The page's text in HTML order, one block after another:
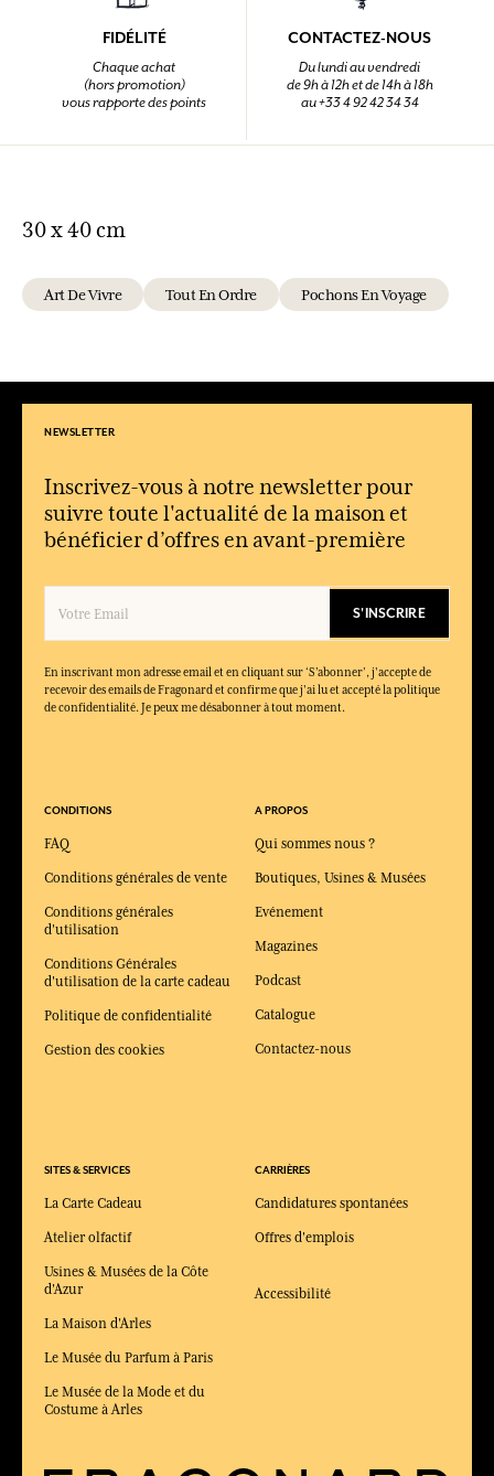
FIDÉLITÉ
Chaque achat
(hors promotion)
vous rapporte des points
CONTACTEZ-NOUS
Du lundi au vendredi
de 9h à 12h et de 14h à 18h
au +33 4 92 42 34 34
30 x 40 cm
Art De Vivre Tout En Ordre Pochons En Voyage
NEWSLETTER
Inscrivez-vous à notre newsletter pour
suivre toute l'actualité de la maison et
bénéficier d’offres en avant-première
S'INSCRIRE
En inscrivant mon adresse email et en cliquant sur ‘S’abonner’, j'accepte de
recevoir des emails de Fragonard et confirme que j'ai lu et accepté la politique
de confidentialité. Je peux me désabonner à tout moment.
CONDITIONS
FAQ
Conditions générales de vente
Conditions générales
d'utilisation
Conditions Générales
d'utilisation de la carte cadeau
Politique de confidentialité
Gestion des cookies
SITES & SERVICES
La Carte Cadeau
Atelier olfactif
Usines & Musées de la Côte
d'Azur
La Maison d'Arles
Le Musée du Parfum à Paris
Le Musée de la Mode et du
Costume à Arles
A PROPOS
Qui sommes nous ?
Boutiques, Usines & Musées
Evénement
Magazines
Podcast
Catalogue
Contactez-nous
CARRIÈRES
Candidatures spontanées
Offres d'emplois
Accessibilité